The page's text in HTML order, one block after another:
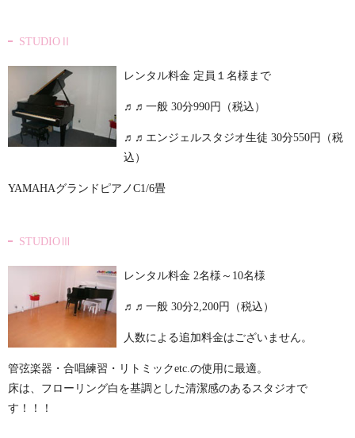
STUDIOⅡ
レンタル料金 定員１名様まで
♬♬一般 30分990円（税込）
♬♬エンジェルスタジオ生徒 30分550円（税
込）
YAMAHAグランドピアノC1/6畳
STUDIOⅢ
レンタル料金 2名様～10名様
♬♬一般 30分2,200円（税込）
人数による追加料金はございません。
管弦楽器・合唱練習・リトミックetc.の使用に最適。
床は、フローリング白を基調とした清潔感のあるスタジオで
す！！！